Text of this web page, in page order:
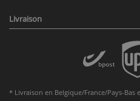
Livraison
* Livraison en Belgique/France/Pays-Bas